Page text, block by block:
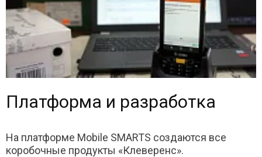
Платформа и разработка
На платформе Mobile SMARTS создаются все
коробочные продукты «Клеверенс».